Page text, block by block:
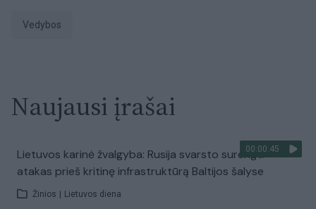
vedybos
Naujausi įrašai
00:00:45
Lietuvos karinė žvalgyba: Rusija svarsto surengti
atakas prieš kritinę infrastruktūrą Baltijos šalyse
Žinios Lietuvos diena